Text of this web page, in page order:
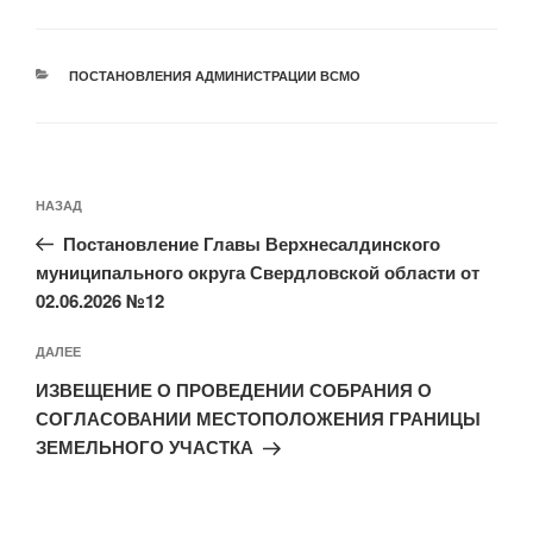
РУБРИКИ
ПОСТАНОВЛЕНИЯ АДМИНИСТРАЦИИ ВСМО
по
записям
Предыдущая
запись:
НАЗАД
Постановление Главы Верхнесалдинского
муниципального округа Свердловской области от
02.06.2026 №12
Следующая
запись
ДАЛЕЕ
ИЗВЕЩЕНИЕ О ПРОВЕДЕНИИ СОБРАНИЯ О
СОГЛАСОВАНИИ МЕСТОПОЛОЖЕНИЯ ГРАНИЦЫ
ЗЕМЕЛЬНОГО УЧАСТКА